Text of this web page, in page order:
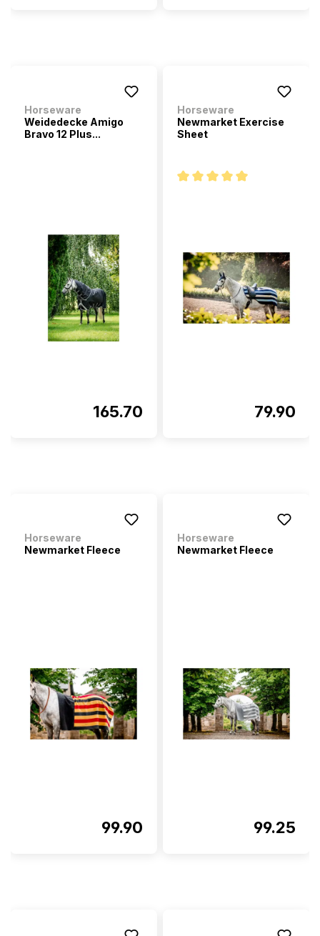
Horseware
Weidedecke Amigo
Bravo 12 Plus...
165.70
Horseware
Newmarket Exercise
Sheet
79.90
Horseware
Newmarket Fleece
99.90
Horseware
Newmarket Fleece
99.25